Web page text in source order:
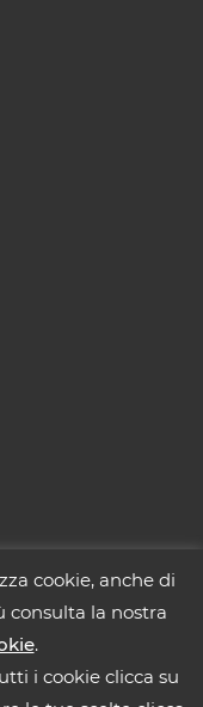
cookie, anche di
consulta la nostra
.
i cookie clicca su